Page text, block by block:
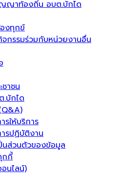
ญาท้องถิ่น อบต.บักได
องทุกข์
กรรมร่วมกับหน่วยงานอื่น
ชาชน
บักได
รให้บริการ
รปฏิบัติงาน
นส่วนตัวของข้อมูล
กกี้
อนไลน์)